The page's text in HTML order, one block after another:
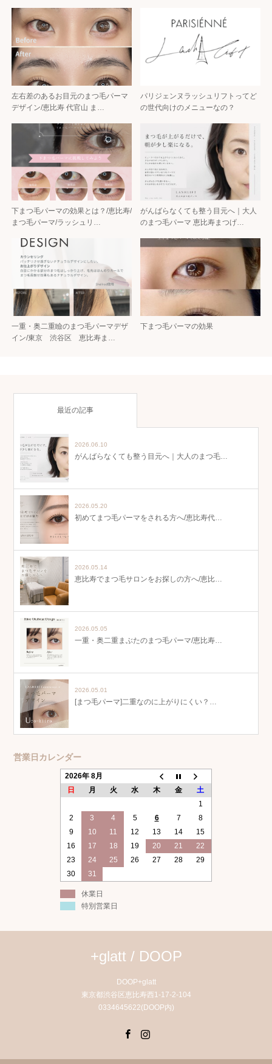
左右差のあるお目元のまつ毛パーマ
デザイン/恵比寿 代官山 ま…
パリジェンヌラッシュリフトってど
の世代向けのメニューなの？
下まつ毛パーマの効果とは？/恵比寿/
まつ毛パーマ/ラッシュリ…
がんばらなくても整う目元へ｜大人
のまつ毛パーマ 恵比寿まつげ…
一重・奥二重瞼のまつ毛パーマデザ
イン/東京 渋谷区 恵比寿ま…
下まつ毛パーマの効果
最近の記事
2026.06.10
がんばらなくても整う目元へ｜大人のまつ毛…
2026.05.20
初めてまつ毛パーマをされる方へ/恵比寿代…
2026.05.14
恵比寿でまつ毛サロンをお探しの方へ/恵比…
2026.05.05
一重・奥二重まぶたのまつ毛パーマ/恵比寿…
2026.05.01
[まつ毛パーマ]二重なのに上がりにくい？…
営業日カレンダー
2026年 8月
日
月 火 水 木 金
土
1
2
3 4 5 6 7
8
9
10 11 12 13 14
15
16
17 18 19 20 21
22
23
24 25 26 27 28
29
30
31
休業日
特別営業日
+glatt / DOOP
DOOP+glatt
東京都渋谷区恵比寿西1-17-2-104
0334645622(DOOP内)